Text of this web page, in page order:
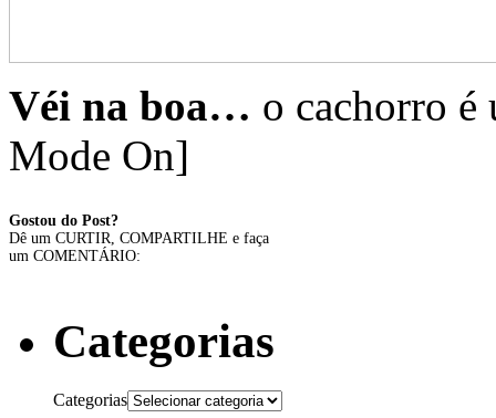
Véi na boa… o cachorro é
Mode On]
Gostou do Post?
Dê um CURTIR, COMPARTILHE e faça
um COMENTÁRIO:
Categorias
Categorias